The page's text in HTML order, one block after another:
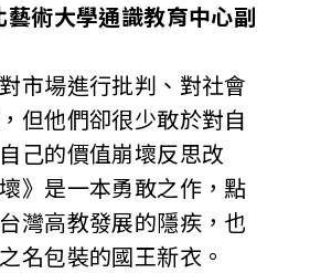
術大學通識教育中心副
市場進行批判、對社會
但他們卻很少敢於對自
己的價值崩壞反思改
》是一本勇敢之作，點
灣高教發展的隱疾，也
名包裝的國王新衣。